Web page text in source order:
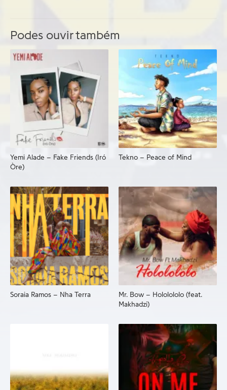
Podes ouvir também
Yemi Alade – Fake Friends (Iró
Òre)
Tekno – Peace of Mind
Soraia Ramos – Nha Terra
Mr. Bow – Hololololo (feat.
Makhadzi)